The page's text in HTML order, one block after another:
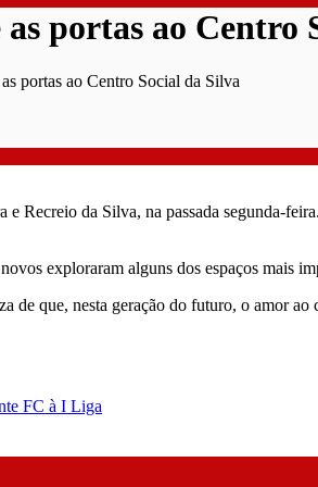
portas ao Centro
portas ao Centro Social da Silva
Recreio da Silva, na passada segunda-
exploraram alguns dos espaços mais
de que, nesta geração do futuro, o amor ao
FC à I Liga